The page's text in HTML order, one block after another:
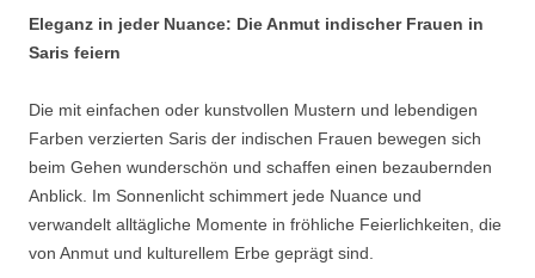
Eleganz in jeder Nuance: Die Anmut indischer Frauen in
Saris feiern
Die mit einfachen oder kunstvollen Mustern und lebendigen
Farben verzierten Saris der indischen Frauen bewegen sich
beim Gehen wunderschön und schaffen einen bezaubernden
Anblick. Im Sonnenlicht schimmert jede Nuance und
verwandelt alltägliche Momente in fröhliche Feierlichkeiten, die
von Anmut und kulturellem Erbe geprägt sind.